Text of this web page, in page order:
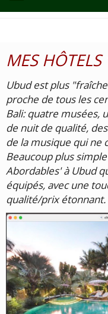
MES
Ubud est plus
proche de tous les
Bali: quatre musées,
de nuit de qualité,
de la musique qui ne
Beaucoup plus
Abordables' à Ubud
équipés, avec une
qualité/prix